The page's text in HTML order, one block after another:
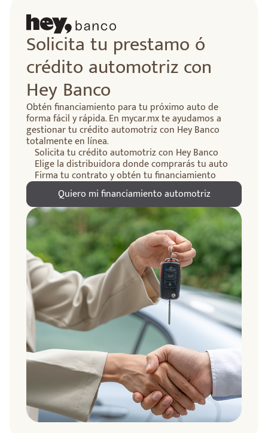
Solicita tu prestamo ó
crédito automotriz con
Hey Banco
Obtén financiamiento para tu próximo auto de
forma fácil y rápida. En mycar.mx te ayudamos a
gestionar tu crédito automotriz con Hey Banco
totalmente en línea.
Solicita tu crédito automotriz con Hey Banco
Elige la distribuidora donde comprarás tu auto
Firma tu contrato y obtén tu financiamiento
Quiero mi financiamiento automotriz